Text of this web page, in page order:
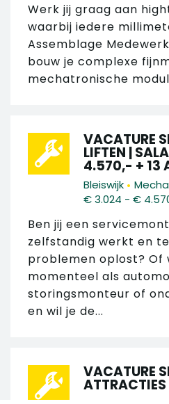
Werk jij graag aan
waarbij iedere
Assemblage
bouw je complexe
mechatronische
VACATURE
LIFTEN |
4.570,- + 13
Bleiswijk •
€ 3.024 - €
Ben jij een
zelfstandig werkt en
problemen oplost? Of
momenteel als
storingsmonteur of
en wil je de...
VACATURE
ATTRACTIES